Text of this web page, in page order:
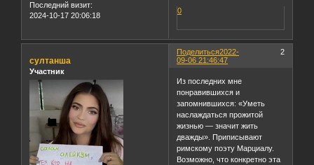
Последний визит:
2024-10-17 20:06:18
0
Поделиться 2
2022-
09-06 21:46:47
султанша
Участник
Из последних мне
понравившихся и
запомнившихся: «Уметь
наслаждаться прожитой
жизнью — значит жить
дважды». Приписывают
римскому поэту Марциалу.
Возможно, что конкретно эта